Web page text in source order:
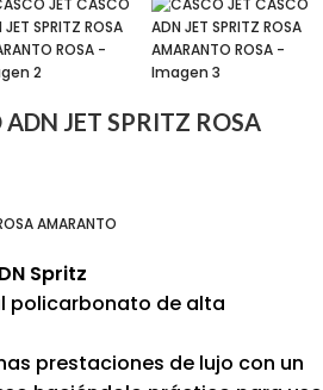
JET SPRITZ ROSA
AMARANTO
Spritz
policarbonato de alta
prestaciones de lujo con un